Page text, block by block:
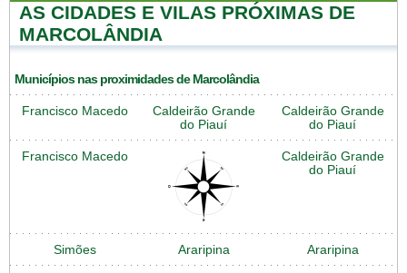
AS CIDADES E VILAS PRÓXIMAS DE
MARCOLÂNDIA
Municípios nas proximidades de Marcolândia
Francisco Macedo
Caldeirão Grande
do Piauí
Caldeirão Grande
do Piauí
Francisco Macedo
Caldeirão Grande
do Piauí
Simões Araripina Araripina